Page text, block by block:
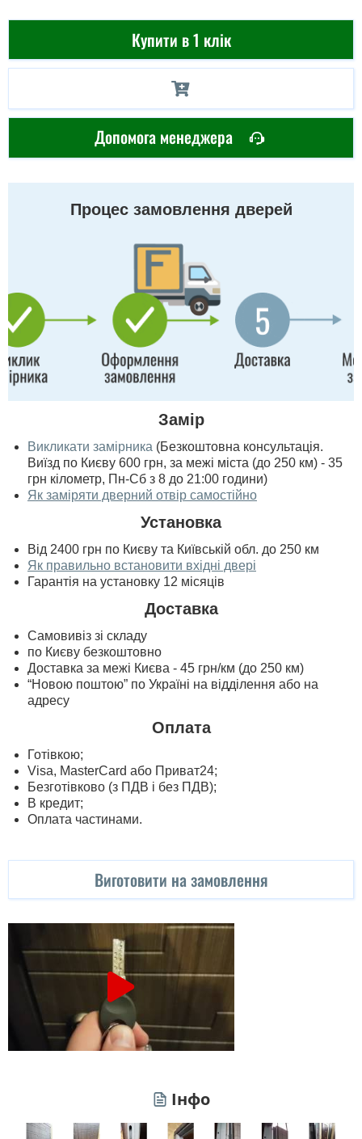
Купити в 1 клік
Допомога менеджера
Процес замовлення дверей
Замір
Викликати замірника (Безкоштовна консультація.
Виїзд по Києву 600 грн, за межі міста (до 250 км) - 35
грн кілометр, Пн-Сб з 8 до 21:00 години)
Як заміряти дверний отвір самостійно
Установка
Від 2400 грн по Києву та Київській обл. до 250 км
Як правильно встановити вхідні двері
Гарантія на установку 12 місяців
Доставка
Самовивіз зі складу
по Києву безкоштовно
Доставка за межі Києва - 45 грн/км (до 250 км)
“Новою поштою” по Україні на відділення або на
адресу
Оплата
Готівкою;
Visa, MasterСard або Приват24;
Безготівково (з ПДВ і без ПДВ);
В кредит;
Оплата частинами.
Виготовити на замовлення
Інфо